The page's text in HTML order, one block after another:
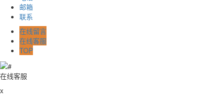
邮箱
联系
在线留言
在线客服
TOP
在线客服
x